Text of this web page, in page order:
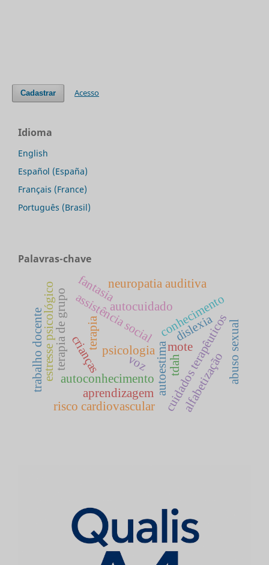
Cadastrar Acesso
Idioma
English
Español (España)
Français (France)
Português (Brasil)
Palavras-chave
assistência social
autoestimacuidados terapêuticos
autoconhecimento
mote
terapia de grupo autocuidado
estresse psicológico terapia conhecimento
abuso sexual
trabalho docente psicologia alfabetização
fantasia
voz
aprendizagem
neuropatia auditiva
crianças
risco cardiovascular
dislexia
tdah